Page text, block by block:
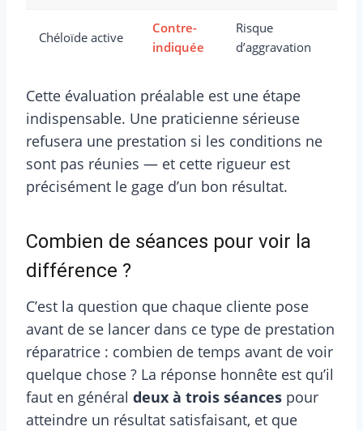
Chéloïde active
Contre-
indiquée
Risque
d’aggravation
Cette évaluation préalable est une étape
indispensable. Une praticienne sérieuse
refusera une prestation si les conditions ne
sont pas réunies — et cette rigueur est
précisément le gage d’un bon résultat.
Combien de séances pour voir la
différence ?
C’est la question que chaque cliente pose
avant de se lancer dans ce type de prestation
réparatrice : combien de temps avant de voir
quelque chose ? La réponse honnête est qu’il
faut en général deux à trois séances pour
atteindre un résultat satisfaisant, et que